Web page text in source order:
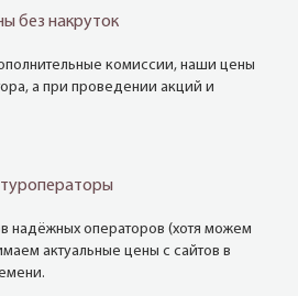
без накруток
комиссии, наши цены
а при проведении акций и
надёжных операторов (хотя можем
актуальные цены с сайтов в